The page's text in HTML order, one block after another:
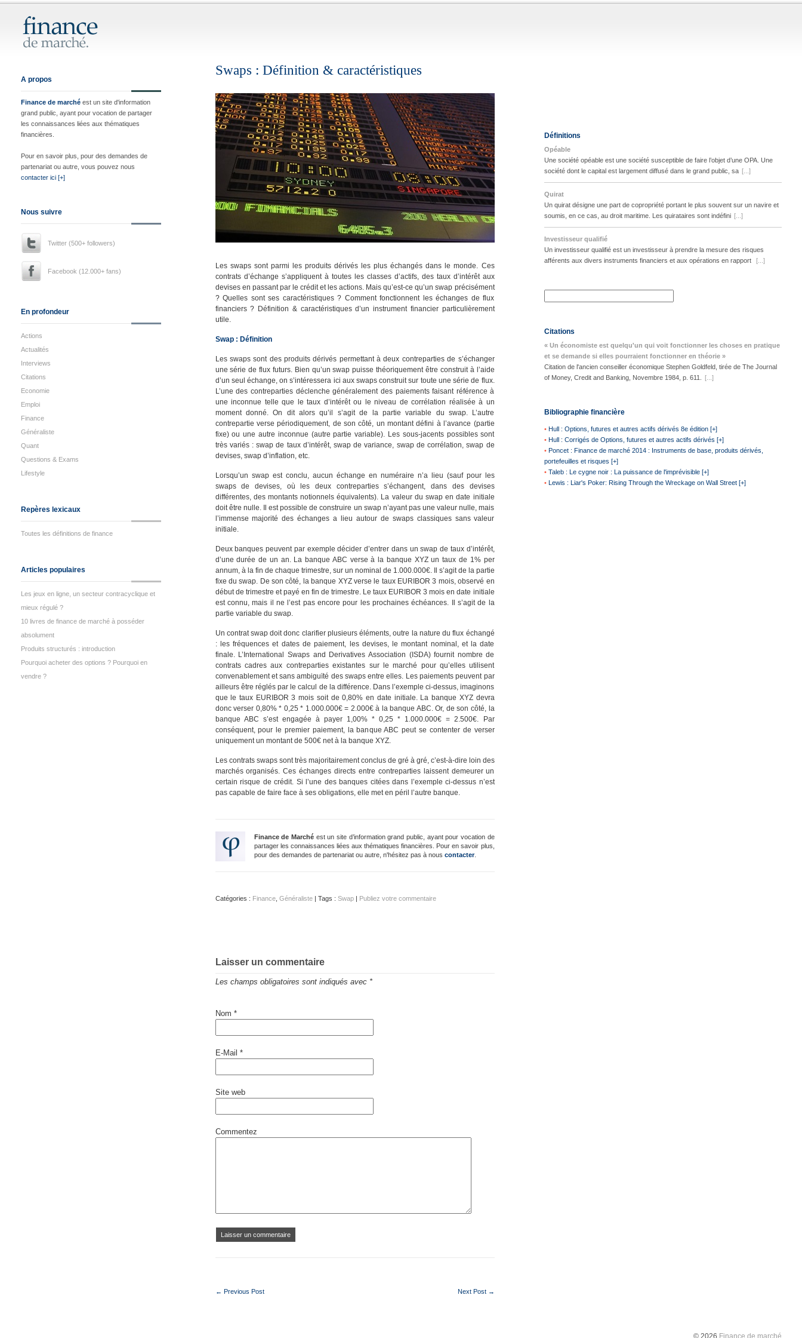
A propos
Finance de marchéest un site d'information
grand public, ayant pour vocation de partager
les connaissances liées aux thématiques
financières.
Pour en savoir plus, pour des demandes de
partenariat ou autre, vous pouvez nous
contacter ici [+]
Nous suivre
Twitter (500+ followers)
Facebook (12.000+ fans)
En profondeur
Actions
Actualités
Interviews
Citations
Economie
Emploi
Finance
Généraliste
Quant
Questions & Exams
Lifestyle
Repères lexicaux
Toutes les définitions de finance
Articles populaires
Les jeux en ligne, un secteur contracyclique et
mieux régulé ?
10 livres de finance de marché à posséder
absolument
Produits structurés : introduction
Pourquoi acheter des options ? Pourquoi en
vendre ?
Swaps : Définition & caractéristiques
Les swaps sont parmi les produits dérivés les plus échangés dans le monde. Ces
contrats d’échange s’appliquent à toutes les classes d’actifs, des taux d’intérêt aux
devises en passant par le crédit et les actions. Mais qu’est-ce qu’un swap précisément
? Quelles sont ses caractéristiques ? Comment fonctionnent les échanges de flux
financiers ? Définition & caractéristiques d’un instrument financier particulièrement
utile.
Swap : Définition
Les swaps sont des produits dérivés permettant à deux contreparties de s’échanger
une série de flux futurs. Bien qu’un swap puisse théoriquement être construit à l’aide
d’un seul échange, on s’intéressera ici aux swaps construit sur toute une série de flux.
L’une des contreparties déclenche généralement des paiements faisant référence à
une inconnue telle que le taux d’intérêt ou le niveau de corrélation réalisée à un
moment donné. On dit alors qu’il s’agit de la partie variable du swap. L’autre
contrepartie verse périodiquement, de son côté, un montant défini à l’avance (partie
fixe) ou une autre inconnue (autre partie variable). Les sous-jacents possibles sont
très variés : swap de taux d’intérêt, swap de variance, swap de corrélation, swap de
devises, swap d’inflation, etc.
Lorsqu’un swap est conclu, aucun échange en numéraire n’a lieu (sauf pour les
swaps de devises, où les deux contreparties s’échangent, dans des devises
différentes, des montants notionnels équivalents). La valeur du swap en date initiale
doit être nulle. Il est possible de construire un swap n’ayant pas une valeur nulle, mais
l’immense majorité des échanges a lieu autour de swaps classiques sans valeur
initiale.
Deux banques peuvent par exemple décider d’entrer dans un swap de taux d’intérêt,
d’une durée de un an. La banque ABC verse à la banque XYZ un taux de 1% per
annum, à la fin de chaque trimestre, sur un nominal de 1.000.000€. Il s’agit de la partie
fixe du swap. De son côté, la banque XYZ verse le taux EURIBOR 3 mois, observé en
début de trimestre et payé en fin de trimestre. Le taux EURIBOR 3 mois en date initiale
est connu, mais il ne l’est pas encore pour les prochaines échéances. Il s’agit de la
partie variable du swap.
Un contrat swap doit donc clarifier plusieurs éléments, outre la nature du flux échangé
: les fréquences et dates de paiement, les devises, le montant nominal, et la date
finale. L’International Swaps and Derivatives Association (ISDA) fournit nombre de
contrats cadres aux contreparties existantes sur le marché pour qu’elles utilisent
convenablement et sans ambiguïté des swaps entre elles. Les paiements peuvent par
ailleurs être réglés par le calcul de la différence. Dans l’exemple ci-dessus, imaginons
que le taux EURIBOR 3 mois soit de 0,80% en date initiale. La banque XYZ devra
donc verser 0,80% * 0,25 * 1.000.000€ = 2.000€ à la banque ABC. Or, de son côté, la
banque ABC s’est engagée à payer 1,00% * 0,25 * 1.000.000€ = 2.500€. Par
conséquent, pour le premier paiement, la banque ABC peut se contenter de verser
uniquement un montant de 500€ net à la banque XYZ.
Les contrats swaps sont très majoritairement conclus de gré à gré, c’est-à-dire loin des
marchés organisés. Ces échanges directs entre contreparties laissent demeurer un
certain risque de crédit. Si l’une des banques citées dans l’exemple ci-dessus n’est
pas capable de faire face à ses obligations, elle met en péril l’autre banque.
Finance de Marchéest un site d’information grand public, ayant pour vocation de
partager les connaissances liées aux thématiques financières. Pour en savoir plus,
pour des demandes de partenariat ou autre, n'hésitez pas à nous contacter.
Catégories : Finance, Généraliste| Tags : Swap| Publiez votre commentaire
Laisser un commentaire
Les champs obligatoires sont indiqués avec *
Nom *
E-Mail *
Site web
Commentez
← Previous Post Next Post →
Définitions
Opéable
Une société opéable est une société susceptible de faire l’objet d’une OPA. Une
société dont le capital est largement diffusé dans le grand public, sa [...]
Quirat
Un quirat désigne une part de copropriété portant le plus souvent sur un navire et
soumis, en ce cas, au droit maritime. Les quirataires sont indéfini [...]
Investisseur qualifié
Un investisseur qualifié est un investisseur à prendre la mesure des risques
afférents aux divers instruments financiers et aux opérations en rapport
[...]
Citations
« Un économiste est quelqu'un qui voit fonctionner les choses en pratique
et se demande si elles pourraient fonctionner en théorie »
Citation de l'ancien conseiller économique Stephen Goldfeld, tirée de The Journal
of Money, Credit and Banking, Novembre 1984, p. 611.
[...]
Bibliographie financière
• Hull : Options, futures et autres actifs dérivés 8e édition [+]
• Hull : Corrigés de Options, futures et autres actifs dérivés [+]
• Poncet : Finance de marché 2014 : Instruments de base, produits dérivés,
portefeuilles et risques [+]
• Taleb : Le cygne noir : La puissance de l'imprévisible [+]
• Lewis : Liar's Poker: Rising Through the Wreckage on Wall Street [+]
© 2026 Finance de marché